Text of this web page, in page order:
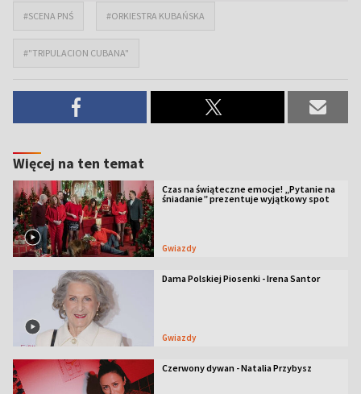
#SCENA PNŚ #ORKIESTRA KUBAŃSKA
#"TRIPULACION CUBANA"
Więcej na ten temat
Czas na świąteczne emocje! „Pytanie na
śniadanie” prezentuje wyjątkowy spot
Gwiazdy
Dama Polskiej Piosenki - Irena Santor
Gwiazdy
Czerwony dywan - Natalia Przybysz